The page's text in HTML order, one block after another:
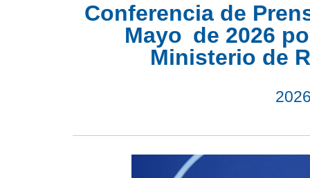
Conferencia de
Mayo de 2026
Ministerio de